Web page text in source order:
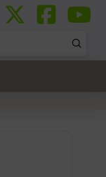
Submit